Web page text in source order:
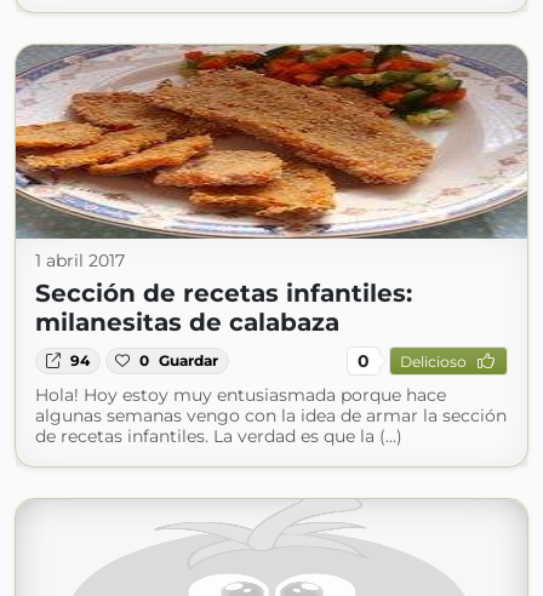
1 abril 2017
Sección de recetas infantiles:
milanesitas de calabaza
94 0 Guardar 0 Delicioso
Hola! Hoy estoy muy entusiasmada porque hace
algunas semanas vengo con la idea de armar la sección
de recetas infantiles. La verdad es que la (...)